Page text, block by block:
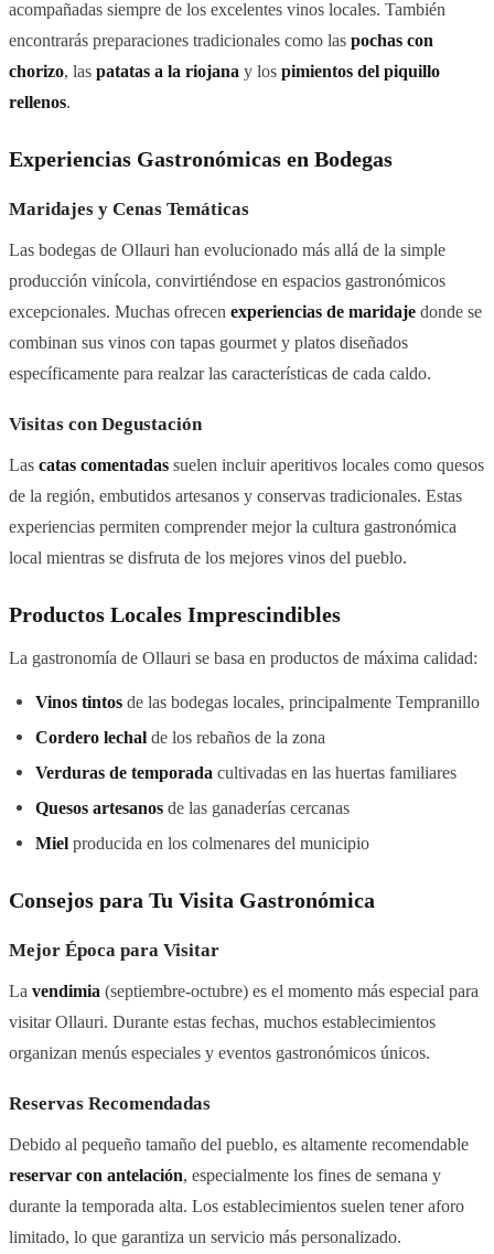
acompañadas siempre de los excelentes vinos locales. También
encontrarás preparaciones tradicionales como las pochas con
chorizo, las patatas a la riojana y los pimientos del piquillo
rellenos.
Experiencias Gastronómicas en Bodegas
Maridajes y Cenas Temáticas
Las bodegas de Ollauri han evolucionado más allá de la simple
producción vinícola, convirtiéndose en espacios gastronómicos
excepcionales. Muchas ofrecen experiencias de maridaje donde se
combinan sus vinos con tapas gourmet y platos diseñados
específicamente para realzar las características de cada caldo.
Visitas con Degustación
Las catas comentadas suelen incluir aperitivos locales como quesos
de la región, embutidos artesanos y conservas tradicionales. Estas
experiencias permiten comprender mejor la cultura gastronómica
local mientras se disfruta de los mejores vinos del pueblo.
Productos Locales Imprescindibles
La gastronomía de Ollauri se basa en productos de máxima calidad:
Vinos tintos de las bodegas locales, principalmente Tempranillo
Cordero lechal de los rebaños de la zona
Verduras de temporada cultivadas en las huertas familiares
Quesos artesanos de las ganaderías cercanas
Miel producida en los colmenares del municipio
Consejos para Tu Visita Gastronómica
Mejor Época para Visitar
La vendimia (septiembre-octubre) es el momento más especial para
visitar Ollauri. Durante estas fechas, muchos establecimientos
organizan menús especiales y eventos gastronómicos únicos.
Reservas Recomendadas
Debido al pequeño tamaño del pueblo, es altamente recomendable
reservar con antelación, especialmente los fines de semana y
durante la temporada alta. Los establecimientos suelen tener aforo
limitado, lo que garantiza un servicio más personalizado.